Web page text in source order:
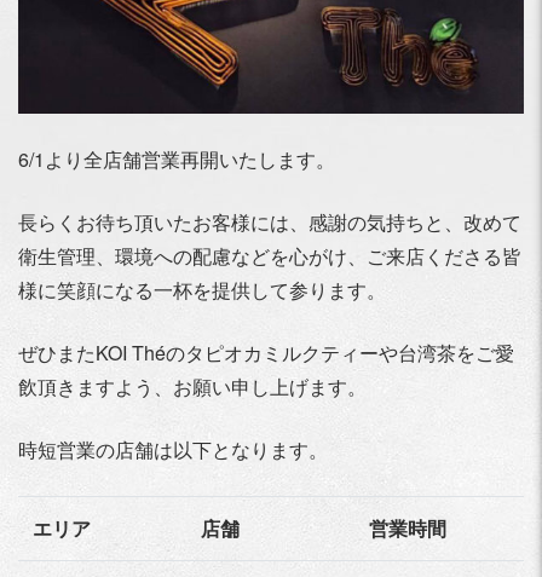
6/1より全店舗営業再開いたします。
長らくお待ち頂いたお客様には、感謝の気持ちと、改めて
衛生管理、環境への配慮などを心がけ、ご来店くださる皆
様に笑顔になる一杯を提供して参ります。
ぜひまたKOI Théのタピオカミルクティーや台湾茶をご愛
飲頂きますよう、お願い申し上げます。
時短営業の店舗は以下となります。
エリア 店舗 営業時間